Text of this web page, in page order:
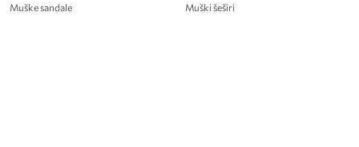
Muške sandale
Muški šeširi